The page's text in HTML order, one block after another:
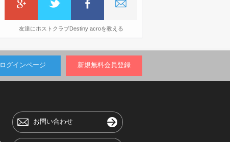
友達にホストクラブDestiny acroを教える
ログインページ 新規無料会員登録
お問い合わせ